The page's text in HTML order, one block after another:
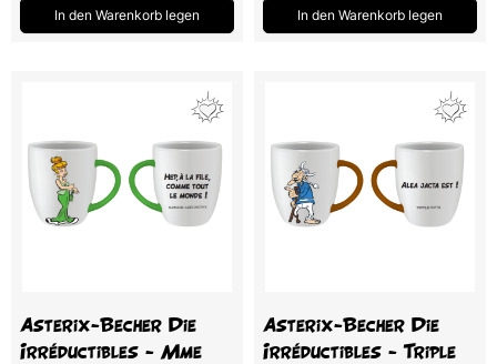
In den Warenkorb legen In den Warenkorb legen
Asterix-Becher Die
Irréductibles - Mme
Asterix-Becher Die
Irréductibles - Triple